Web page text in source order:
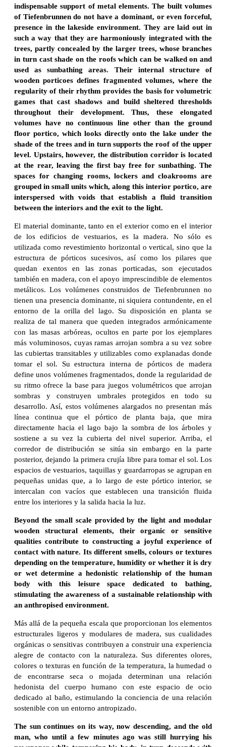
indispensable support of metal elements. The built volumes
of Tiefenbrunnen do not have a dominant, or even forceful,
presence in the lakeside environment. They are laid out in
such a way that they are harmoniously integrated with the
trees, partly concealed by the larger trees, whose branches
in turn cast shade on the roofs which can be walked on and
used as sunbathing areas. Their internal structure of
wooden porticoes defines fragmented volumes, where the
regularity of their rhythm provides the basis for volumetric
games that cast shadows and build sheltered thresholds
throughout their development. Thus, these elongated
volumes have no continuous line other than the ground
floor portico, which looks directly onto the lake under the
shade of the trees and in turn supports the roof of the upper
level. Upstairs, however, the distribution corridor is located
at the rear, leaving the first bay free for sunbathing. The
spaces for changing rooms, lockers and cloakrooms are
grouped in small units which, along this interior portico, are
interspersed with voids that establish a fluid transition
between the interiors and the exit to the light.
El material dominante, tanto en el exterior como en el interior
de los edificios de vestuarios, es la madera. No sólo es
utilizada como revestimiento horizontal o vertical, sino que la
estructura de pórticos sucesivos, así como los pilares que
quedan exentos en las zonas porticadas, son ejecutados
también en madera, con el apoyo imprescindible de elementos
metálicos. Los volúmenes construidos de Tiefenbrunnen no
tienen una presencia dominante, ni siquiera contundente, en el
entorno de la orilla del lago. Su disposición en planta se
realiza de tal manera que queden integrados armónicamente
con las masas arbóreas, ocultos en parte por los ejemplares
más voluminosos, cuyas ramas arrojan sombra a su vez sobre
las cubiertas transitables y utilizables como explanadas donde
tomar el sol. Su estructura interna de pórticos de madera
define unos volúmenes fragmentados, donde la regularidad de
su ritmo ofrece la base para juegos volumétricos que arrojan
sombras y construyen umbrales protegidos en todo su
desarrollo. Así, estos volúmenes alargados no presentan más
línea continua que el pórtico de planta baja, que mira
directamente hacia el lago bajo la sombra de los árboles y
sostiene a su vez la cubierta del nivel superior. Arriba, el
corredor de distribución se sitúa sin embargo en la parte
posterior, dejando la primera crujía libre para tomar el sol. Los
espacios de vestuarios, taquillas y guardarropas se agrupan en
pequeñas unidas que, a lo largo de este pórtico interior, se
intercalan con vacíos que establecen una transición fluida
entre los interiores y la salida hacia la luz.
Beyond the small scale provided by the light and modular
wooden structural elements, their organic or sensitive
qualities contribute to constructing a joyful experience of
contact with nature. Its different smells, colours or textures
depending on the temperature, humidity or whether it is dry
or wet determine a hedonistic relationship of the human
body with this leisure space dedicated to bathing,
stimulating the awareness of a sustainable relationship with
an anthropised environment.
Más allá de la pequeña escala que proporcionan los elementos
estructurales ligeros y modulares de madera, sus cualidades
orgánicas o sensitivas contribuyen a construir una experiencia
alegre de contacto con la naturaleza. Sus diferentes olores,
colores o texturas en función de la temperatura, la humedad o
de encontrarse seca o mojada determinan una relación
hedonista del cuerpo humano con este espacio de ocio
dedicado al baño, estimulando la conciencia de una relación
sostenible con un entorno antropizado.
The sun continues on its way, now descending, and the old
man, who until a few minutes ago was still hurrying his